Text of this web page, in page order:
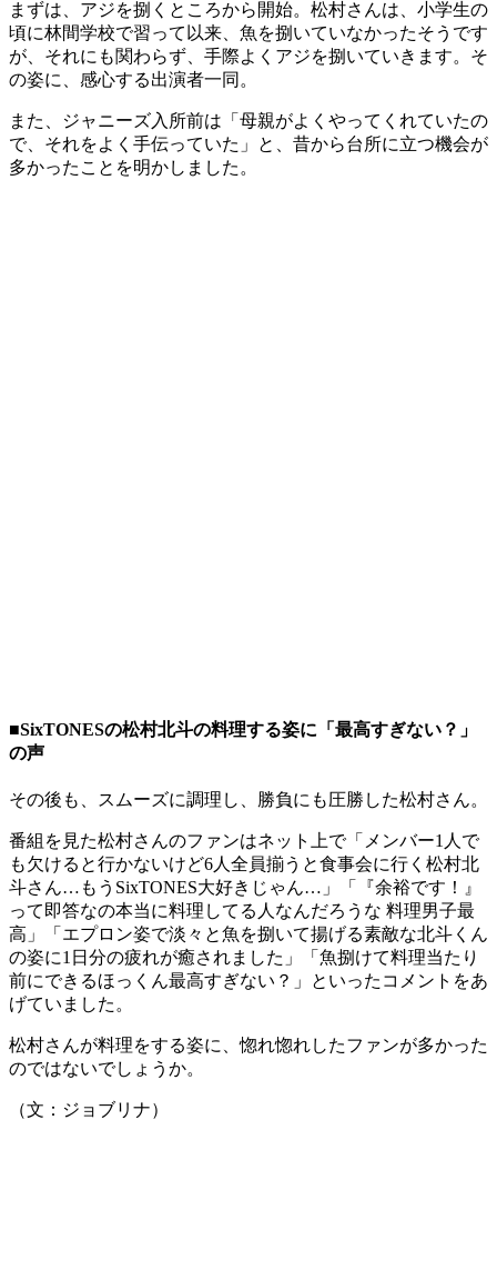
まずは、アジを捌くところから開始。松村さんは、小学生の
頃に林間学校で習って以来、魚を捌いていなかったそうです
が、それにも関わらず、手際よくアジを捌いていきます。そ
の姿に、感心する出演者一同。
また、ジャニーズ入所前は「母親がよくやってくれていたの
で、それをよく手伝っていた」と、昔から台所に立つ機会が
多かったことを明かしました。
■SixTONESの松村北斗の料理する姿に「最高すぎない？」
の声
その後も、スムーズに調理し、勝負にも圧勝した松村さん。
番組を見た松村さんのファンはネット上で「メンバー1人で
も欠けると行かないけど6人全員揃うと食事会に行く松村北
斗さん…もうSixTONES大好きじゃん…」「『余裕です！』
って即答なの本当に料理してる人なんだろうな 料理男子最
高」「エプロン姿で淡々と魚を捌いて揚げる素敵な北斗くん
の姿に1日分の疲れが癒されました」「魚捌けて料理当たり
前にできるほっくん最高すぎない？」といったコメントをあ
げていました。
松村さんが料理をする姿に、惚れ惚れしたファンが多かった
のではないでしょうか。
（文：ジョブリナ）